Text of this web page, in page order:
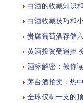
白酒的收藏知识
白酒收藏技巧和
贵腐葡萄酒存储
黄酒投资受追捧
酒标解密：教你
茅台酒拍卖：热
全球仅剩一支的